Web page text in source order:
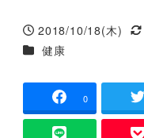
投稿日
2018/10/18(木)
カテゴリー
健康
0